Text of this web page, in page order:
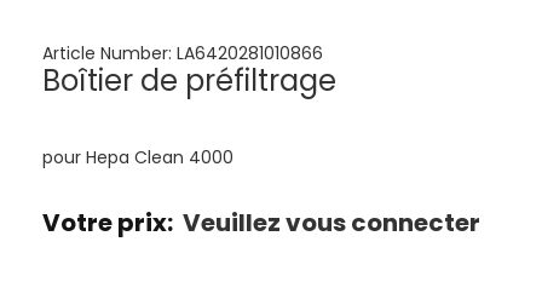
Article Number: LA6420281010866
Boîtier de préfiltrage
pour Hepa Clean 4000
Votre prix: Veuillez vous connecter